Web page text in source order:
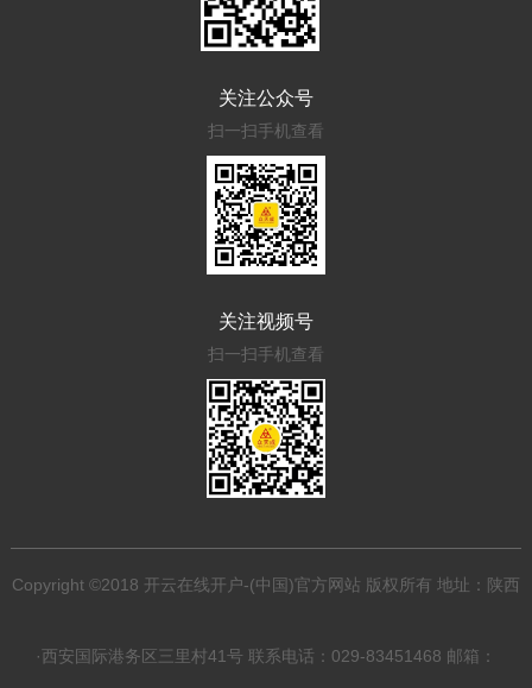
关注公众号
扫一扫手机查看
关注视频号
扫一扫手机查看
Copyright ©2018 开云在线开户-(中国)官方网站 版权所有 地址：陕西
·西安国际港务区三里村41号 联系电话：029-83451468 邮箱：